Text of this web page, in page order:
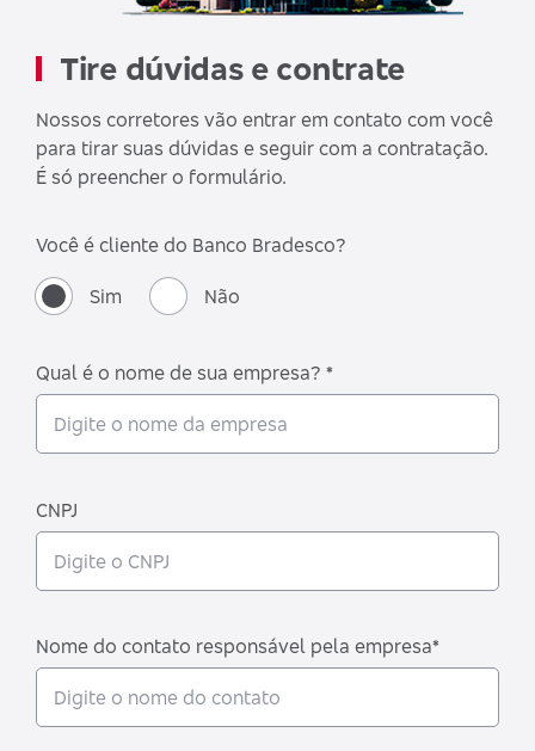
Tire dúvidas e contrate
Nossos corretores vão entrar em contato com você
para tirar suas dúvidas e seguir com a contratação.
É só preencher o formulário.
Você é cliente do Banco Bradesco?
Sim Não
Qual é o nome de sua empresa? *
CNPJ
Nome do contato responsável pela empresa*